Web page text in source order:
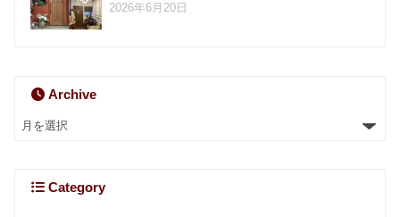
2026年6月20日
Archive
Category